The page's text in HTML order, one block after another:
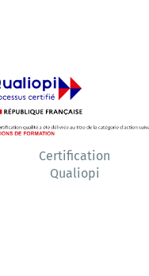
Certification
Qualiopi